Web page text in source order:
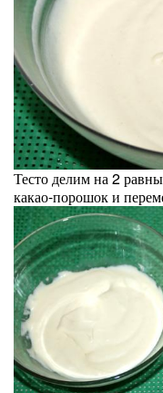
Тесто делим на 2
какао-порошок и